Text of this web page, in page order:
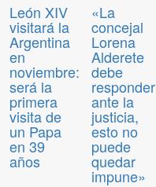
León XIV
visitará la
Argentina
en
noviembre:
será la
primera
visita de
un Papa
en 39
años
«La
concejal
Lorena
Alderete
debe
responder
ante la
justicia,
esto no
puede
quedar
impune»